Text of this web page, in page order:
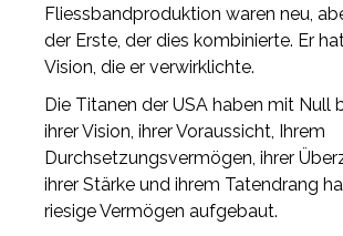
Fliessbandproduktion waren neu,
der Erste, der dies kombinierte. Er
Vision, die er verwirklichte.
Die Titanen der USA haben mit Null
ihrer Vision, ihrer Voraussicht, Ihrem
Durchsetzungsvermögen, ihrer
ihrer Stärke und ihrem Tatendrang
riesige Vermögen aufgebaut.